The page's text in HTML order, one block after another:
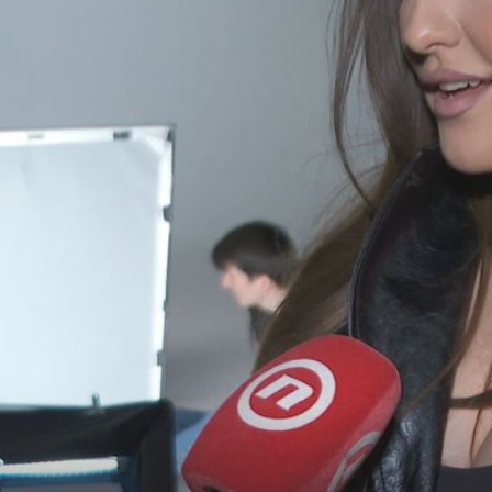
+26
''STVARNO JE TALENTIRANA''
Samozatajna kći Miroslava Škore
zablistala u očevu novom spotu: ''Nema
ponosnije osobe od mene u ovom
trenutku''